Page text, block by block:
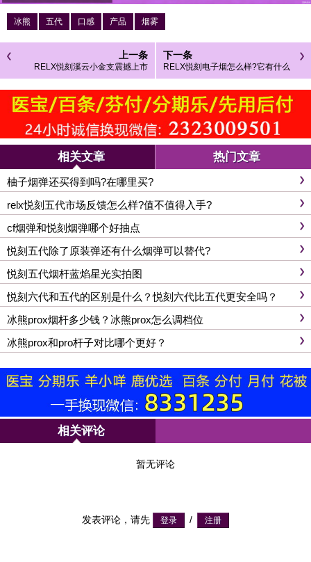
冰熊 五代 口感 产品 烟雾
上一条
RELX悦刻溪云小金支震撼上市
下一条
RELX悦刻电子烟怎么样?它有什么
相关文章 热门文章
柚子烟弹还买得到吗?在哪里买?
relx悦刻五代市场反馈怎么样?值不值得入手?
cf烟弹和悦刻烟弹哪个好抽点
悦刻五代除了原装弹还有什么烟弹可以替代?
悦刻五代烟杆蓝焰星光实拍图
悦刻六代和五代的区别是什么？悦刻六代比五代更安全吗？
冰熊prox烟杆多少钱？冰熊prox怎么调档位
冰熊prox和pro杆子对比哪个更好？
相关评论
暂无评论
发表评论，请先 /